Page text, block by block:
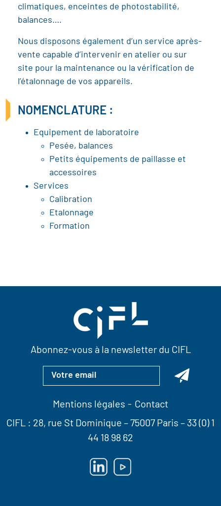
climatiques, enceintes de photostabilité,
balances….
Nous disposons également d’un service après-
vente capable d’intervenir en atelier ou sur
site pour la maintenance ou la vérification de
l’étalonnage de vos appareils.
NOMENCLATURE :
Equipement de laboratoire
Pesée, balances
Petits équipements de paillasse et
accessoires
Services
Calibration
Etalonnage
Formation
Abonnez-vous à la newsletter du CIFL
Mentions légales
Contact
CIFL : 28, rue St Dominique – 75007 Paris – 33 (0) 1
44 18 98 62